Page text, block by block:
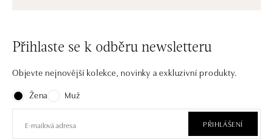
Přihlaste se k odběru newsletteru
Objevte nejnovější kolekce, novinky a exkluzivní produkty.
Žena
Muž
PŘIHLÁŠENÍ